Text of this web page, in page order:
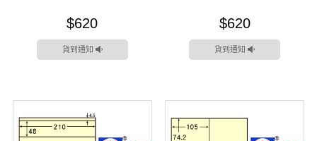
$620
貨到通知
$620
貨到通知